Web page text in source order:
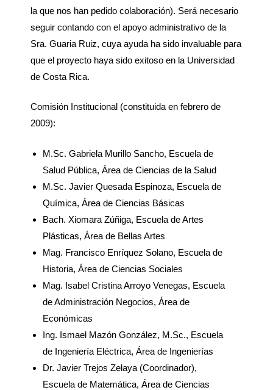
la que nos han pedido colaboración). Será necesario
seguir contando con el apoyo administrativo de la
Sra. Guaria Ruiz, cuya ayuda ha sido invaluable para
que el proyecto haya sido exitoso en la Universidad
de Costa Rica.
Comisión Institucional (constituida en febrero de
2009):
M.Sc. Gabriela Murillo Sancho, Escuela de
Salud Pública, Área de Ciencias de la Salud
M.Sc. Javier Quesada Espinoza, Escuela de
Química, Área de Ciencias Básicas
Bach. Xiomara Zúñiga, Escuela de Artes
Plásticas, Área de Bellas Artes
Mag. Francisco Enríquez Solano, Escuela de
Historia, Área de Ciencias Sociales
Mag. Isabel Cristina Arroyo Venegas, Escuela
de Administración Negocios, Área de
Económicas
Ing. Ismael Mazón González, M.Sc., Escuela
de Ingeniería Eléctrica, Área de Ingenierías
Dr. Javier Trejos Zelaya (Coordinador),
Escuela de Matemática, Área de Ciencias